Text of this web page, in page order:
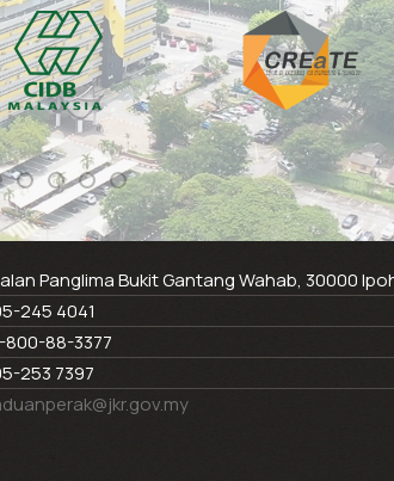
Panglima Bukit Gantang Wahab, 30000
245 4041
800-88-3377
253 7397